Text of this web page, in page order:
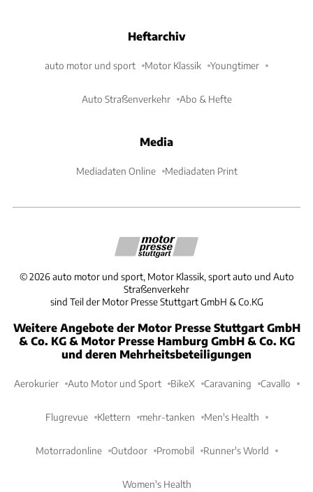
Heftarchiv
auto motor und sport Motor Klassik Youngtimer
Auto Straßenverkehr Abo & Hefte
Media
Mediadaten Online Mediadaten Print
©2026 auto motor und sport, Motor Klassik, sport auto und Auto
Straßenverkehr
sind Teil der Motor Presse Stuttgart GmbH & Co.KG
Weitere Angebote der Motor Presse Stuttgart GmbH
& Co. KG & Motor Presse Hamburg GmbH & Co. KG
und deren Mehrheitsbeteiligungen
Aerokurier Auto Motor und Sport BikeX Caravaning Cavallo
Flugrevue Klettern mehr-tanken Men's Health
Motorradonline Outdoor Promobil Runner's World
Women's Health